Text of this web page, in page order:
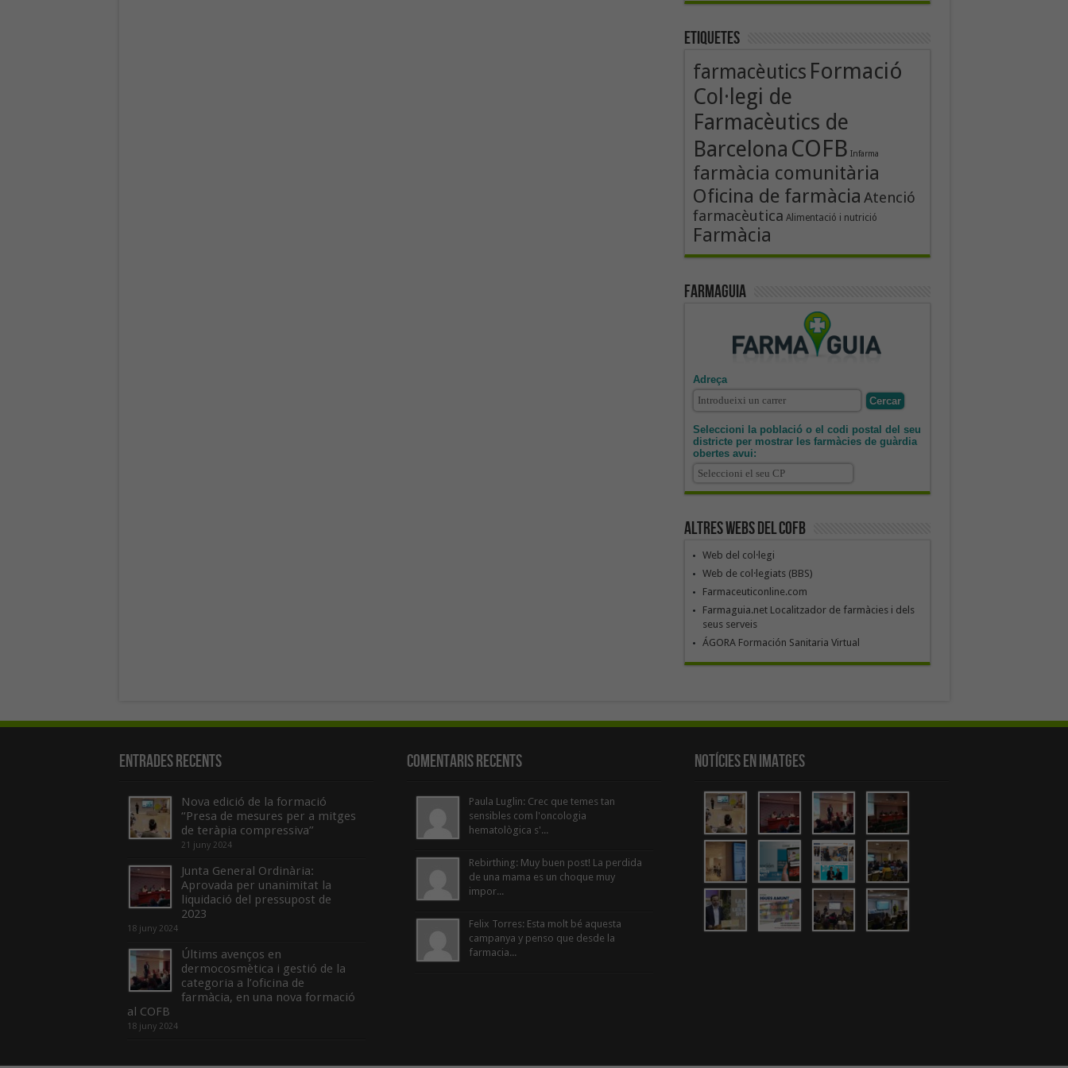
Etiquetes
farmacèutics Formació
Col·legi de
Farmacèutics de
Barcelona COFB Infarma
farmàcia comunitària
Oficina de farmàcia Atenció
farmacèutica Alimentació i nutrició
Farmàcia
Farmaguia
Adreça
Seleccioni la població o el codi postal del seu
districte per mostrar les farmàcies de guàrdia
obertes avui:
Altres webs del COFB
Web del col·legi
Web de col·legiats (BBS)
Farmaceuticonline.com
Farmaguia.net Localitzador de farmàcies i dels
seus serveis
ÁGORA Formación Sanitaria Virtual
Entrades recents
Nova edició de la formació
“Presa de mesures per a mitges
de teràpia compressiva”
21 juny 2024
Junta General Ordinària:
Aprovada per unanimitat la
liquidació del pressupost de
2023
18 juny 2024
Últims avenços en
dermocosmètica i gestió de la
categoria a l’oficina de
farmàcia, en una nova formació
al COFB
18 juny 2024
Comentaris Recents
Paula Luglin: Crec que temes tan
sensibles com l'oncologia
hematològica s'...
Rebirthing: Muy buen post! La perdida
de una mama es un choque muy
impor...
Felix Torres: Esta molt bé aquesta
campanya y penso que desde la
farmacia...
Notícies en Imatges